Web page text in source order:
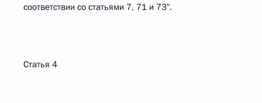
соответствии со статьями 7, 71 и 73".
Статья 4